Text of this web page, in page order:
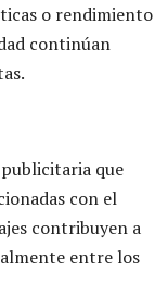
o rendimiento
continúan
que
con el
contribuyen a
entre los